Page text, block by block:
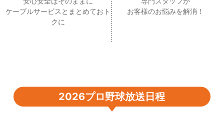
ケーブルサービスとまとめておト
クに
お客様のお悩みを解消！
2026プロ野球放送日程